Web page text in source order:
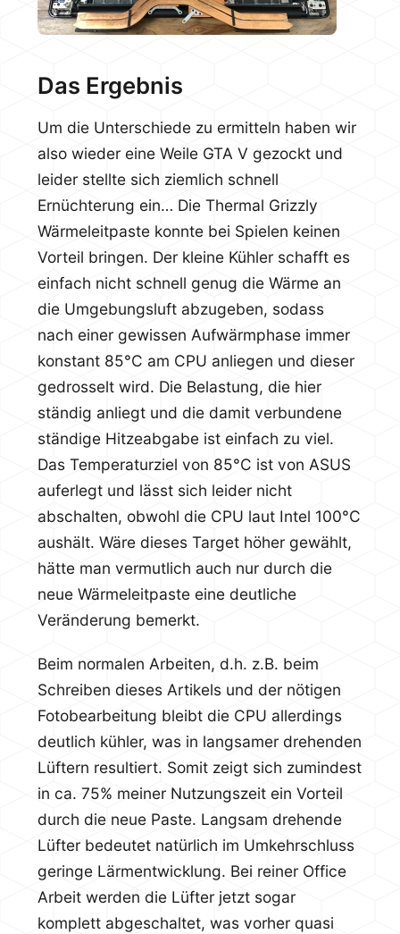
Das Ergebnis
Um die Unterschiede zu ermitteln haben wir
also wieder eine Weile GTA V gezockt und
leider stellte sich ziemlich schnell
Ernüchterung ein… Die Thermal Grizzly
Wärmeleitpaste konnte bei Spielen keinen
Vorteil bringen. Der kleine Kühler schafft es
einfach nicht schnell genug die Wärme an
die Umgebungsluft abzugeben, sodass
nach einer gewissen Aufwärmphase immer
konstant 85°C am CPU anliegen und dieser
gedrosselt wird. Die Belastung, die hier
ständig anliegt und die damit verbundene
ständige Hitzeabgabe ist einfach zu viel.
Das Temperaturziel von 85°C ist von ASUS
auferlegt und lässt sich leider nicht
abschalten, obwohl die CPU laut Intel 100°C
aushält. Wäre dieses Target höher gewählt,
hätte man vermutlich auch nur durch die
neue Wärmeleitpaste eine deutliche
Veränderung bemerkt.
Beim normalen Arbeiten, d.h. z.B. beim
Schreiben dieses Artikels und der nötigen
Fotobearbeitung bleibt die CPU allerdings
deutlich kühler, was in langsamer drehenden
Lüftern resultiert. Somit zeigt sich zumindest
in ca. 75% meiner Nutzungszeit ein Vorteil
durch die neue Paste. Langsam drehende
Lüfter bedeutet natürlich im Umkehrschluss
geringe Lärmentwicklung. Bei reiner Office
Arbeit werden die Lüfter jetzt sogar
komplett abgeschaltet, was vorher quasi